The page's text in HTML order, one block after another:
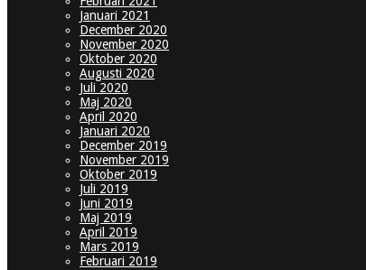
Januari 2021
December 2020
November 2020
Oktober 2020
Augusti 2020
Juli 2020
Maj 2020
April 2020
Januari 2020
December 2019
November 2019
Oktober 2019
Juli 2019
Juni 2019
Maj 2019
April 2019
Mars 2019
Februari 2019